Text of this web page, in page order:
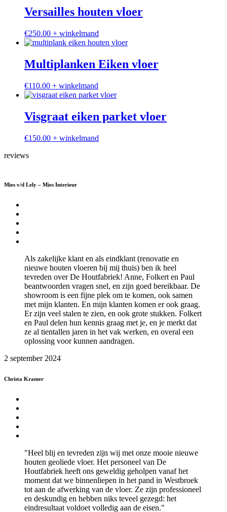
Versailles houten vloer
€250.00 + winkelmand
Multiplanken Eiken vloer
€110.00 + winkelmand
Visgraat eiken parket vloer
€150.00 + winkelmand
reviews
Mies v/d Lely – Mies Interieur
Als zakelijke klant en als eindklant (renovatie en
nieuwe houten vloeren bij mij thuis) ben ik heel
tevreden over De Houtfabriek! Anne, Folkert en Paul
beantwoorden vragen snel, en zijn goed bereikbaar. De
showroom is een fijne plek om te komen, ook samen
met mijn klanten. En mijn klanten komen er ook graag.
Er zijn veel stalen te zien, en ook grote stukken. Folkert
en Paul delen hun kennis graag met je, en je merkt dat
ze al tientallen jaren in het vak werken, en overal een
oplossing voor kunnen aandragen.
2 september 2024
Christa Kramer
"Heel blij en tevreden zijn wij met onze mooie nieuwe
houten geoliede vloer. Het personeel van De
Houtfabriek heeft ons geweldig geholpen vanaf het
moment dat we binnenliepen in het pand in Westbroek
tot aan de afwerking van de vloer. Ze zijn professioneel
en deskundig en hebben niks teveel gezegd: het
eindresultaat voldoet volledig aan de eisen."